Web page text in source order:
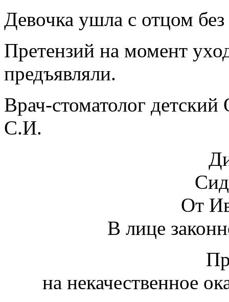
Девочка ушла с отцом
Претензий на момент
предъявляли.
Врач-стоматолог
С.И.
От
В лице
на некачественное